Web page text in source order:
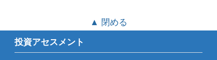
▲ 閉める
投資アセスメント